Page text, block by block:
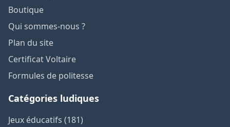
Boutique
Qui sommes-nous ?
Plan du site
Certificat Voltaire
Formules de politesse
Catégories ludiques
Jeux éducatifs (181)